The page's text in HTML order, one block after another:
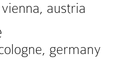
austria
germany